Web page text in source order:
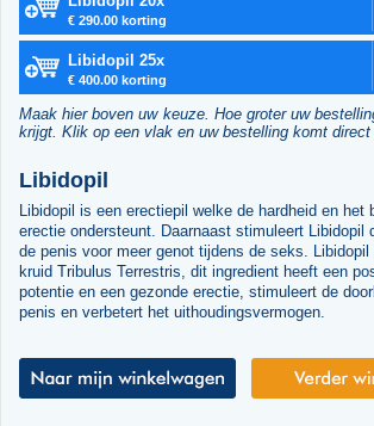
€ 290.00 korting
Libidopil 25x
€ 400.00 korting
Maak hier boven uw keuze. Hoe groter uw
krijgt. Klik op een vlak en uw bestelling komt direct
Libidopil
Libidopil is een erectiepil welke de hardheid en het
erectie ondersteunt. Daarnaast stimuleert Libidopil
de penis voor meer genot tijdens de seks.
kruid Tribulus Terrestris, dit ingredient heeft een
potentie en een gezonde erectie, stimuleert de
penis en verbetert het uithoudingsvermogen.